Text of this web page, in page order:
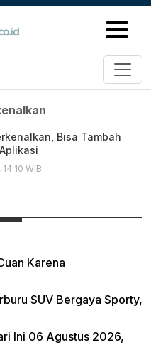
Bisa Tambah
WIB
Karena
SUV Bergaya Sporty,
Ini 06 Agustus 2026,